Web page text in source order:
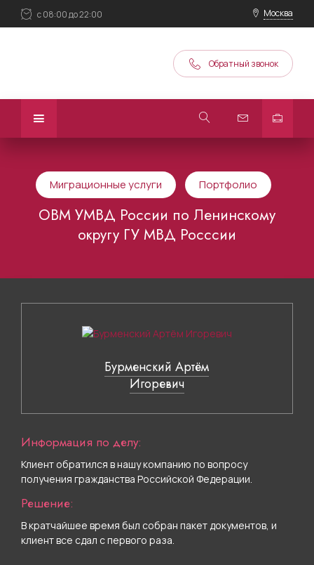
с 08:00 до 22:00 Москва
Обратный звонок
Миграционные услуги Портфолио
ОВМ УМВД России по Ленинскому
округу ГУ МВД Росссии
Бурменский Артём
Игоревич
Информация по делу:
Клиент обратился в нашу компанию по вопросу
получения гражданства Российской Федерации.
Решение:
В кратчайшее время был собран пакет документов, и
клиент все сдал с первого раза.